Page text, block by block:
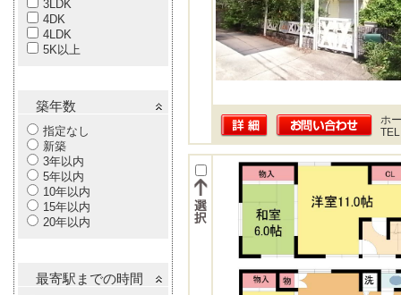
3LDK
4DK
4LDK
5K以上
築年数
指定なし
新築
3年以内
5年以内
10年以内
15年以内
20年以内
最寄駅までの時間
ホ